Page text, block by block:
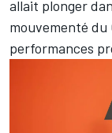
allait plonger
mouvementé du
performances